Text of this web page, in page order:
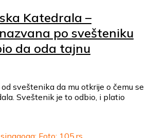
Katedrala –
po svešteniku
da oda tajnu
sveštenika da mu otkrije o čemu se
Sveštenik je to odbio, i platio